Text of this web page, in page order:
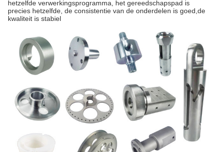
hetzelfde verwerkingsprogramma, het gereedschapspad is
precies hetzelfde, de consistentie van de onderdelen is goed,de
kwaliteit is stabiel